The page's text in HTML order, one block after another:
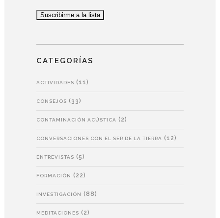
CATEGORÍAS
ACTIVIDADES (11)
CONSEJOS (33)
CONTAMINACIÓN ACÚSTICA (2)
CONVERSACIONES CON EL SER DE LA TIERRA (12)
ENTREVISTAS (5)
FORMACIÓN (22)
INVESTIGACIÓN (88)
MEDITACIONES (2)